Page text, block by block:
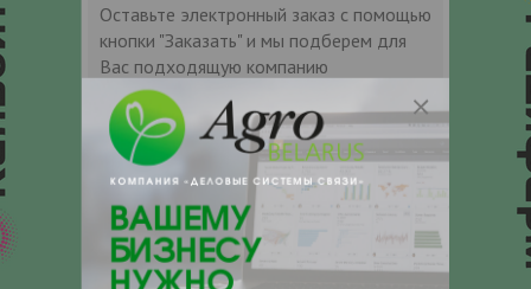
Оставьте электронный заказ с помощью
кнопки "Заказать" и мы подберем для
Вас подходящую компанию
поставщика.